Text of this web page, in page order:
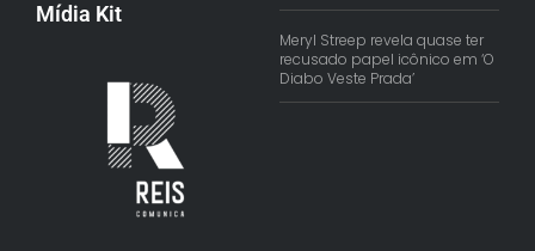
Mídia Kit
Meryl Streep revela quase ter
recusado papel icônico em ‘O
Diabo Veste Prada’